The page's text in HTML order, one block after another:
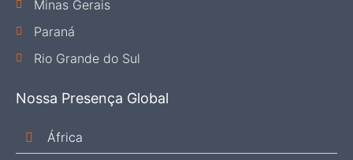
Minas Gerais
Paraná
Rio Grande do Sul
Nossa Presença Global
África